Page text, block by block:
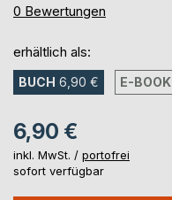
0%
0 Bewertungen
erhältlich als:
BUCH 6,90 € E-BOOK
6,90 €
inkl. MwSt. / portofrei
sofort verfügbar